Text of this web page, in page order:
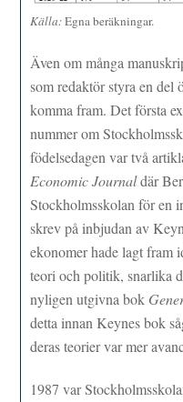
Källa:Egna beräkningar.
Även om många
som redaktör styra en del
komma fram. Det första
nummer om
födelsedagen var två
Economic Journaldär
Stockholmsskolan för en
skrev på inbjudan av
ekonomer hade lagt fram
teori och politik, snarlika
nyligen utgivna bok
detta innan Keynes bok
deras teorier var mer
1987 var